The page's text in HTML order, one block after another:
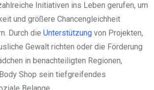
Initiativen ins Leben gerufen, um
und größere Chancengleichheit
Durch die Unterstützung von Projekten,
Gewalt richten oder die Förderung
in benachteiligten Regionen,
Shop sein tiefgreifendes